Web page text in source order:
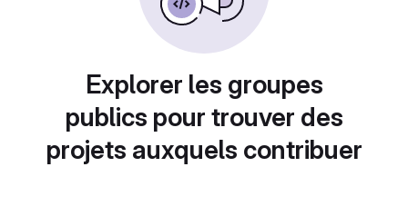
Explorer les groupes
publics pour trouver des
projets auxquels contribuer